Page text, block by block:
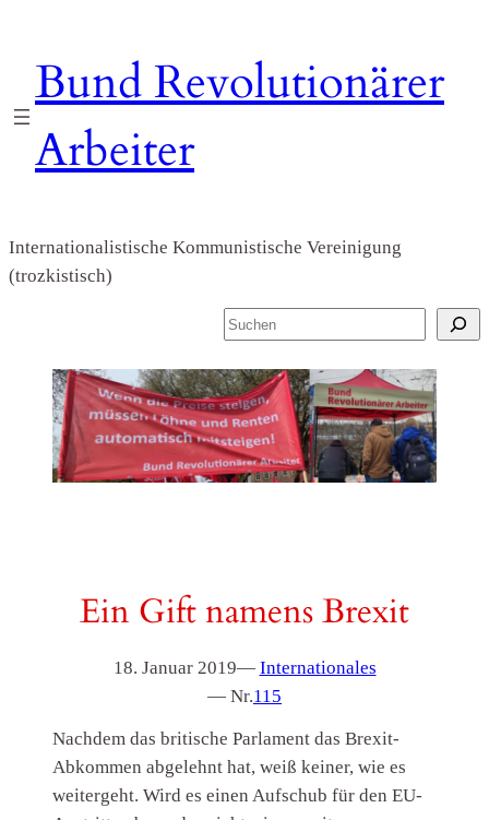
springen
Bund Revolutionärer
Arbeiter
Internationalistische Kommunistische Vereinigung
(trozkistisch)
S
c
h
e
n
Ein Gift namens Brexit
18. Januar 2019— Internationales
— Nr.115
Nachdem das britische Parlament das Brexit-
Abkommen abgelehnt hat, weiß keiner, wie es
weitergeht. Wird es einen Aufschub für den EU-